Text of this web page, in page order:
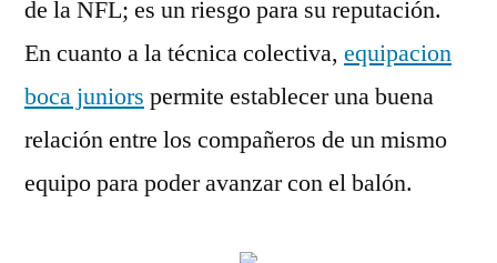
de la NFL; es un riesgo para su reputación.
En cuanto a la técnica colectiva, equipacion
boca juniors permite establecer una buena
relación entre los compañeros de un mismo
equipo para poder avanzar con el balón.